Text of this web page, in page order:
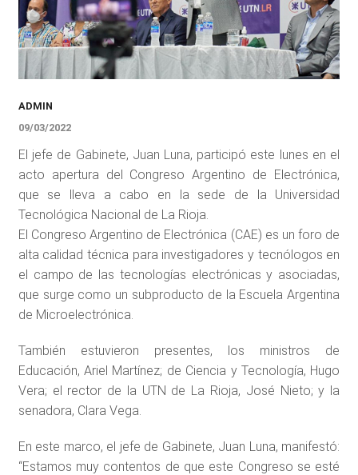
ADMIN
09/03/2022
El jefe de Gabinete, Juan Luna, participó este lunes en el
acto apertura del Congreso Argentino de Electrónica,
que se lleva a cabo en la sede de la Universidad
Tecnológica Nacional de La Rioja.
El Congreso Argentino de Electrónica (CAE) es un foro de
alta calidad técnica para investigadores y tecnólogos en
el campo de las tecnologías electrónicas y asociadas,
que surge como un subproducto de la Escuela Argentina
de Microelectrónica.
También estuvieron presentes, los ministros de
Educación, Ariel Martínez; de Ciencia y Tecnología, Hugo
Vera; el rector de la UTN de La Rioja, José Nieto; y la
senadora, Clara Vega.
En este marco, el jefe de Gabinete, Juan Luna, manifestó:
“Estamos muy contentos de que este Congreso se esté